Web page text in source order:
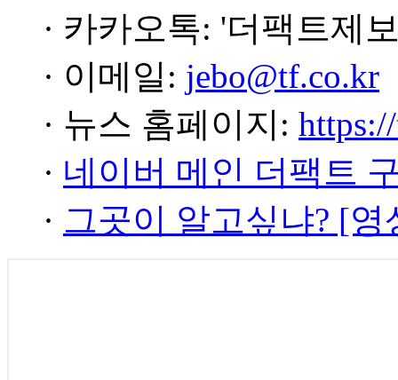
· 카카오톡: '더팩트제
· 이메일: jebo@tf.co.kr
· 뉴스 홈페이지:
· 네이버 메인 더팩트
· 그곳이 알고싶냐? [